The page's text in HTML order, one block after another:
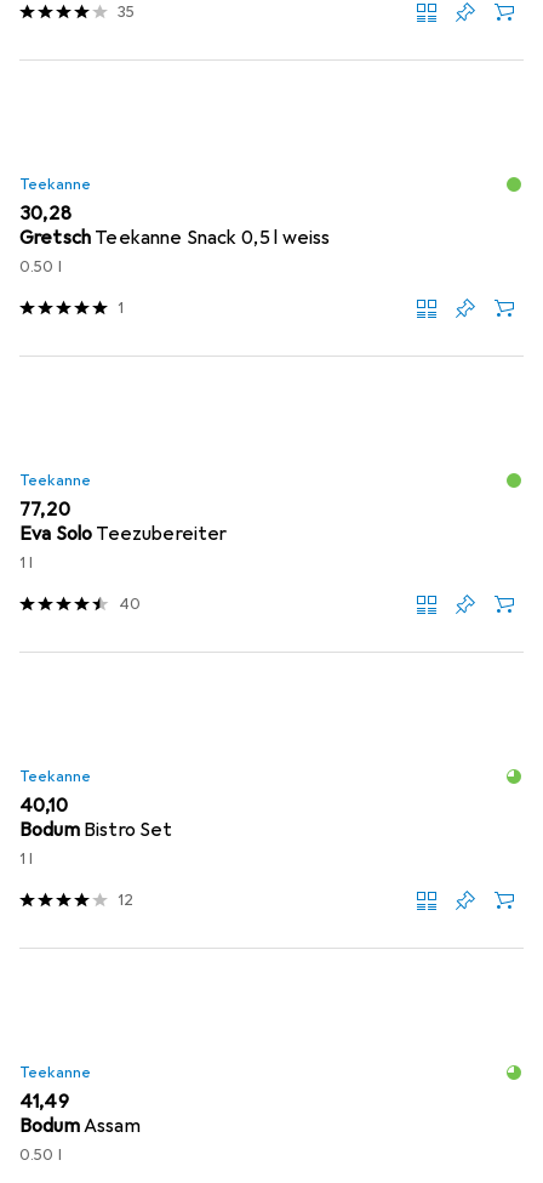
35
Teekanne
EUR
30,28
Gretsch Teekanne Snack 0,5 l weiss
0.50 l
1
Teekanne
EUR
77,20
Eva Solo Teezubereiter
1 l
40
Teekanne
EUR
40,10
Bodum Bistro Set
1 l
12
Teekanne
EUR
41,49
BodumAssam
0.50 l